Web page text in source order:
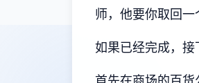
师，他要你取回一
如果已经完成，接